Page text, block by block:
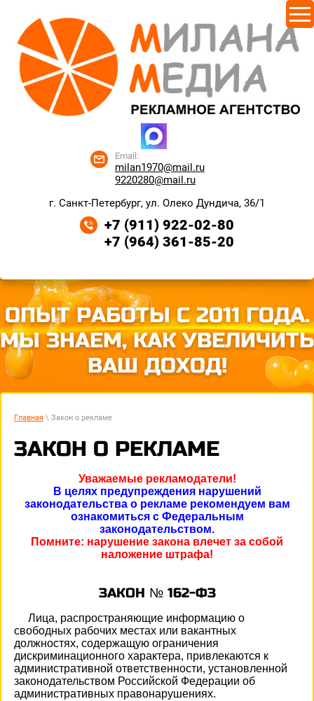
Email:
milan1970@mail.ru
9220280@mail.ru
г. Санкт-Петербург, ул. Олеко Дундича, 36/1
+7 (911) 922-02-80
+7 (964) 361-85-20
ОПЫТ РАБОТЫ С 2011 ГОДА.
МЫ ЗНАЕМ, КАК УВЕЛИЧИТЬ
ВАШ ДОХОД!
Главная \ Закон о рекламе
ЗАКОН О РЕКЛАМЕ
Уважаемые рекламодатели!
В целях предупреждения нарушений
законодательства о рекламе рекомендуем вам
ознакомиться с Федеральным
законодательством.
Помните: нарушение закона влечет за собой
наложение штрафа!
ЗАКОН № 162-ФЗ
Лица, распространяющие информацию о
свободных рабочих местах или вакантных
должностях, содержащую ограничения
дискриминационного характера, привлекаются к
административной ответственности, установленной
законодательством Российской Федерации об
административных правонарушениях.